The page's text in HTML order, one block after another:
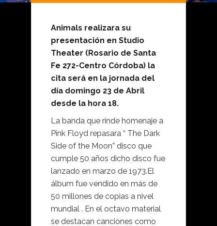
Animals realizara su
presentación en Studio
Theater (Rosario de Santa
Fe 272-Centro Córdoba) la
cita será en la jornada del
día domingo 23 de Abril
desde la hora 18.
La banda que rinde homenaje a
Pink Floyd repasara “ The Dark
Side of the Moon” disco que
cumple 50 años dicho disco fue
lanzado en marzo de 1973.El
álbum fue vendido en más de
50 millones de copias a nivel
mundial . En el octavo material
se destacan canciones como